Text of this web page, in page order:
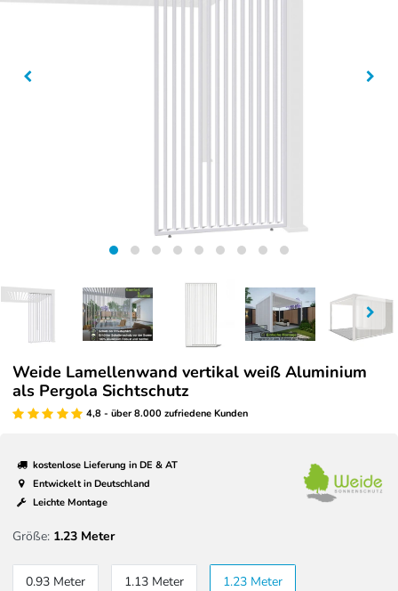
Weide Lamellenwand vertikal weiß Aluminium
als Pergola Sichtschutz
4,8 - über 8.000 zufriedene Kunden
kostenlose Lieferung in DE & AT
Entwickelt in Deutschland
Leichte Montage
Größe: 1.23 Meter
0.93 Meter 1.13 Meter 1.23 Meter